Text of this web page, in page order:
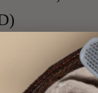
hvor du
alt…